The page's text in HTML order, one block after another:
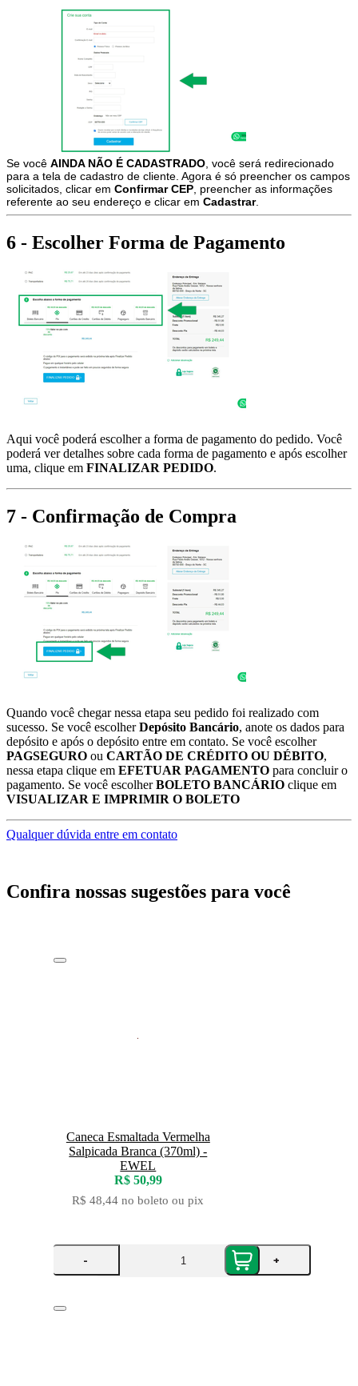
Se você AINDA NÃO É CADASTRADO , você será redirecionado
para a tela de cadastro de cliente. Agora é só preencher os campos
solicitados, clicar em Confirmar CEP , preencher as informações
referente ao seu endereço e clicar em Cadastrar.
6 - Escolher Forma de Pagamento
Aqui você poderá escolher a forma de pagamento do pedido. Você
poderá ver detalhes sobre cada forma de pagamento e após escolher
uma, clique em FINALIZAR PEDIDO.
7 - Confirmação de Compra
Quando você chegar nessa etapa seu pedido foi realizado com
sucesso. Se você escolherDepósito Bancário, anote os dados para
depósito e após o depósito entre em contato. Se você escolher
PAGSEGURO ou CARTÃO DE CRÉDITO OU DÉBITO,
nessa etapa clique em EFETUAR PAGAMENTO para concluir o
pagamento. Se você escolherBOLETO BANCÁRIO clique em
VISUALIZAR E IMPRIMIR O BOLETO
Qualquer dúvida entre em contato
Confira nossas sugestões para você
Caneca Esmaltada Vermelha
Salpicada Branca (370ml) -
EWEL
R$ 50,99
R$ 48,44no boleto ou pix
- +